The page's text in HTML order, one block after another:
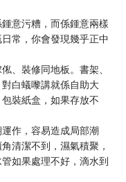
意污糟，而係鍾意兩樣
常，你會發現幾乎正中
、裝修同地板。書架、
白蟻嚟講就係自助大
裝紙盒，如果存放不
作，容易造成局部潮
清潔不到，濕氣積聚，
如果處理不好，滴水到